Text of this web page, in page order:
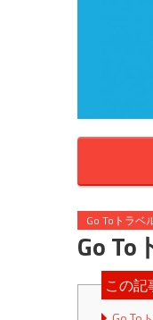
Go Toトラベ
Go
この記